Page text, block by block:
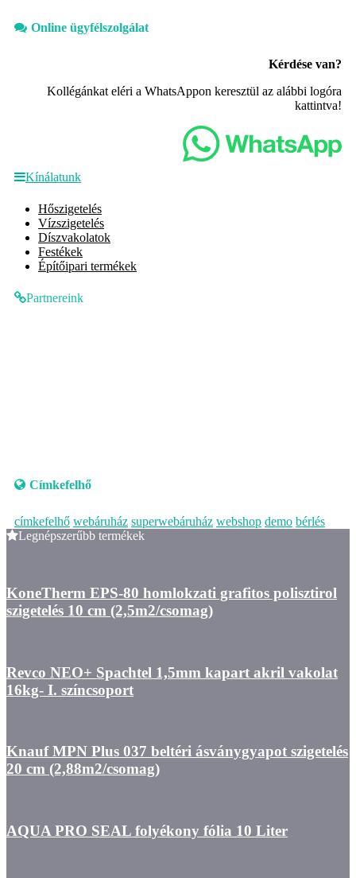
Online ügyfélszolgálat
Kérdése van?
Kollégánkat eléri a WhatsAppon keresztül az alábbi logóra
kattintva!
Kínálatunk
Hőszigetelés
Vízszigetelés
Díszvakolatok
Festékek
Építőipari termékek
Partnereink
Címkefelhő
címkefelhő webáruház superwebáruház webshop demo bérlés
Legnépszerűbb termékek
KoneTherm EPS-80 homlokzati grafitos polisztirol
szigetelés 10 cm (2,5m2/csomag)
Revco NEO+ Spachtel 1,5mm kapart akril vakolat
16kg- I. színcsoport
Knauf MPN Plus 037 beltéri ásványgyapot szigetelés
20 cm (2,88m2/csomag)
AQUA PRO SEAL folyékony fólia 10 Liter